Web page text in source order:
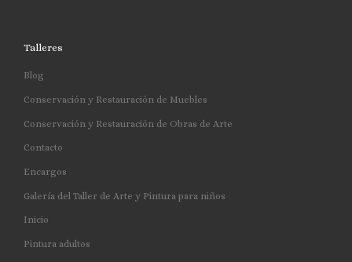
Talleres
Blog
Conservación y Restauración de Muebles
Conservación y Restauración de Obras de Arte
Contacto
Encargos
Galería del Taller de Arte y Pintura para niños
Inicio
Pintura adultos